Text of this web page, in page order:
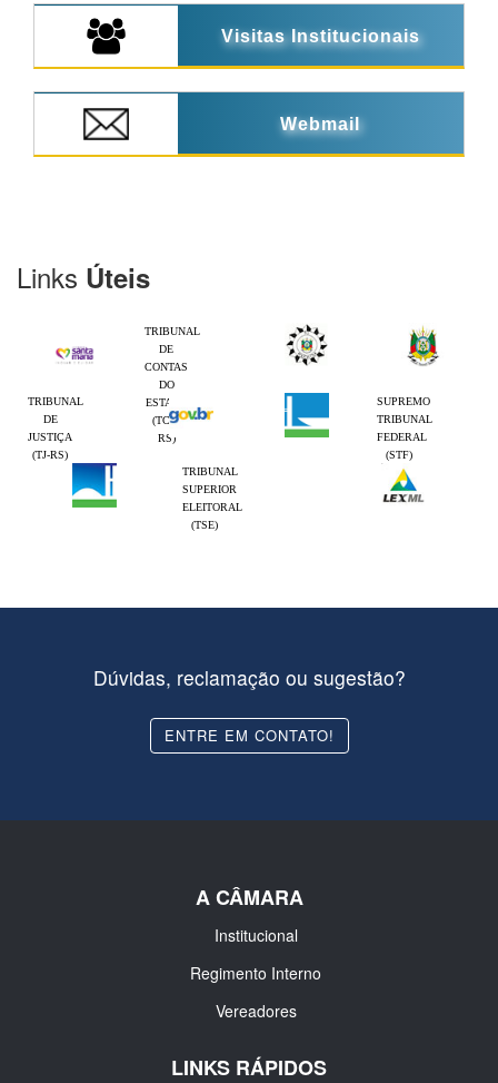
Visitas Institucionais
Webmail
Links Úteis
TRIBUNAL
DE
CONTAS
DO
ESTADO
(TCE-
RS)
TRIBUNAL
DE
JUSTIÇA
(TJ-RS)
SUPREMO
TRIBUNAL
FEDERAL
(STF)
TRIBUNAL
SUPERIOR
ELEITORAL
(TSE)
Dúvidas, reclamação ou sugestão?
ENTRE EM CONTATO!
A CÂMARA
Institucional
Regimento Interno
Vereadores
LINKS RÁPIDOS